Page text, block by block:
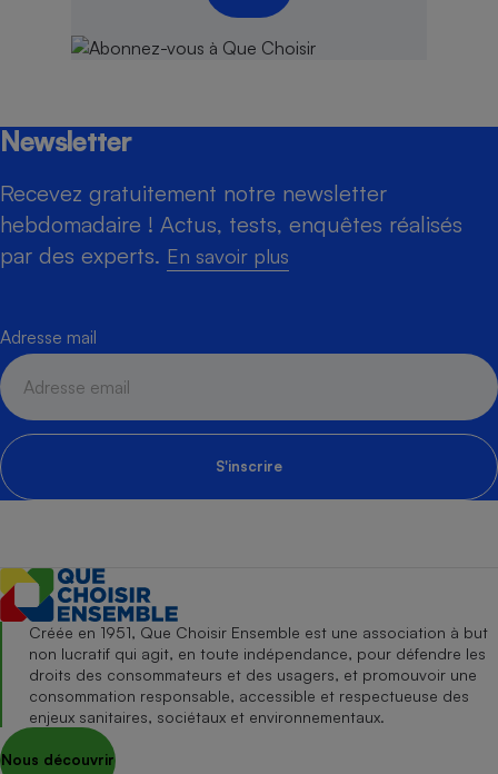
Newsletter
Recevez gratuitement notre newsletter
hebdomadaire ! Actus, tests, enquêtes réalisés
par des experts. En savoir plus
Adresse mail
S'inscrire
Créée en 1951, Que Choisir Ensemble est une association à but
non lucratif qui agit, en toute indépendance, pour défendre les
droits des consommateurs et des usagers, et promouvoir une
consommation responsable, accessible et respectueuse des
enjeux sanitaires, sociétaux et environnementaux.
Nous découvrir